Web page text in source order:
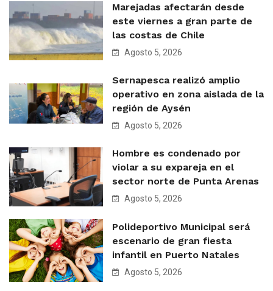
Marejadas afectarán desde
este viernes a gran parte de
las costas de Chile
Agosto 5, 2026
Sernapesca realizó amplio
operativo en zona aislada de la
región de Aysén
Agosto 5, 2026
Hombre es condenado por
violar a su expareja en el
sector norte de Punta Arenas
Agosto 5, 2026
Polideportivo Municipal será
escenario de gran fiesta
infantil en Puerto Natales
Agosto 5, 2026